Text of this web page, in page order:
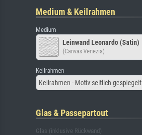
Medium & Keilrahmen
Medium
Leinwand Leonardo (Satin)
(Canvas Venezia)
Keilrahmen
Keilrahmen - Motiv seitlich gespiegelt
Glas & Passepartout
Glas (inklusive Rückwand)